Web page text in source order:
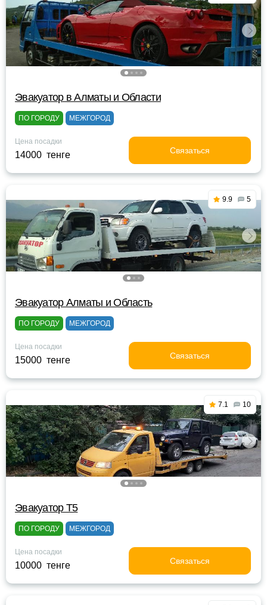
Эвакуатор в Алматы и Области
ПО ГОРОДУ МЕЖГОРОД
Цена посадки
14000 тенге Связаться
9.9 5
Эвакуатор Алматы и Область
ПО ГОРОДУ МЕЖГОРОД
Цена посадки
15000 тенге Связаться
7.1 10
Эвакуатор Т5
ПО ГОРОДУ МЕЖГОРОД
Цена посадки
10000 тенге Связаться